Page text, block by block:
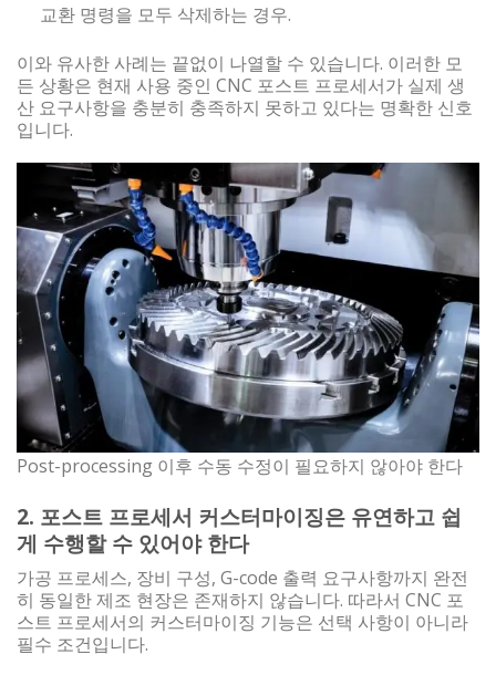
교환 명령을 모두 삭제하는 경우.
이와 유사한 사례는 끝없이 나열할 수 있습니다. 이러한 모
든 상황은 현재 사용 중인 CNC 포스트 프로세서가 실제 생
산 요구사항을 충분히 충족하지 못하고 있다는 명확한 신호
입니다.
Post-processing 이후 수동 수정이 필요하지 않아야 한다
2. 포스트 프로세서 커스터마이징은 유연하고 쉽
게 수행할 수 있어야 한다
가공 프로세스, 장비 구성, G-code 출력 요구사항까지 완전
히 동일한 제조 현장은 존재하지 않습니다. 따라서 CNC 포
스트 프로세서의 커스터마이징 기능은 선택 사항이 아니라
필수 조건입니다.